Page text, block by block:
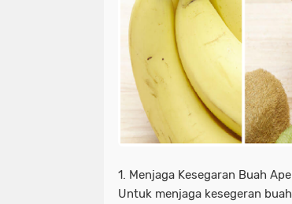
1. Menjaga Kesegaran Buah
Untuk menjaga kesegeran